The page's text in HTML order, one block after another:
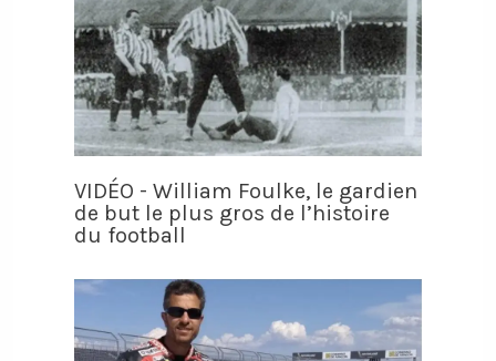
VIDÉO - William Foulke, le gardien
de but le plus gros de l’histoire
du football